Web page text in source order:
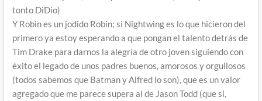
tonto DiDio)
Y Robin es un jodido Robin; si Nightwing es lo que hicieron del
primero ya estoy esperando a que pongan el talento detrás de
Tim Drake para darnos la alegría de otro joven siguiendo con
éxito el legado de unos padres buenos, amorosos y orgullosos
(todos sabemos que Batman y Alfred lo son), que es un valor
agregado que me parece supera al de Jason Todd (que si,